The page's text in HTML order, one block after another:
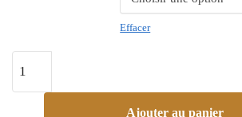
Effacer
Ajouter au panier